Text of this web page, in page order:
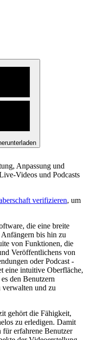
Anpassung und
Videos und Podcasts
verifizieren, um
die eine breite
bis hin zu
von Funktionen, die
Veröffentlichens von
oder Podcast -
eine intuitive Oberfläche,
den Benutzern
und zu
gehört die Fähigkeit,
zu erledigen. Damit
erfahrene Benutzer